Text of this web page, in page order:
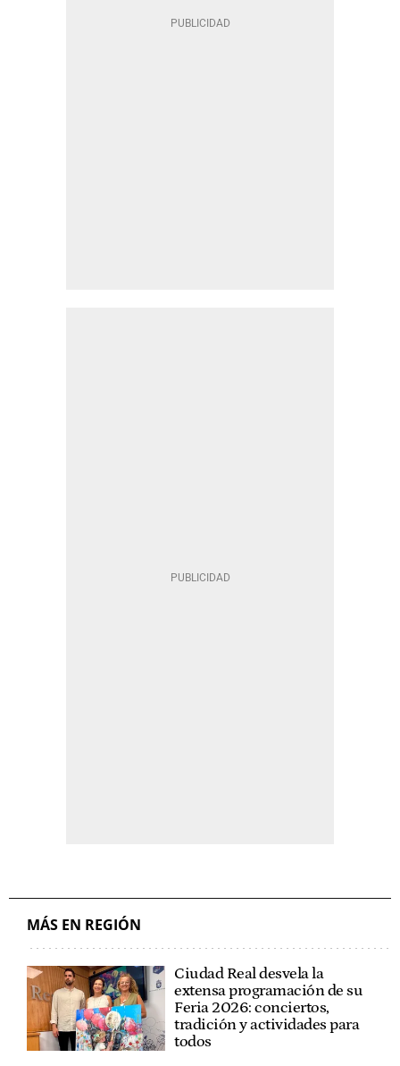
MÁS EN REGIÓN
Ciudad Real desvela la
extensa programación de su
Feria 2026: conciertos,
tradición y actividades para
todos